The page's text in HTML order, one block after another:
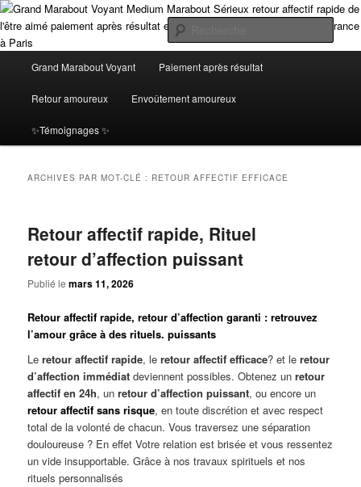
Aller
au
contenu
Aller
au
contenu
Grand Marabout Voyant Medium
Marabout Sérieux retour affectif
rapide de l'être aimé paiement après
Ile de France à Paris
Grand Marabout Voyant Médium Africain Spécialiste en Retour Affectif avec
Paiement Après Résultat. Profitez d’une voyance sérieuse et fiable en ligne,
disponible à Paris et en Île-de-France. Obtenez des résultats concrets et
immédiats, sans risque, seulement après avoir vu l'efficacité de mes rituels
puissants ! le plus grand Marabout Voyant Médium Expert en Retour Affectif
vous une voyance sérieuse et puissante, Grâce à mes rituels éprouvés, je
visibles avant tout paiement
principal
Grand Marabout Voyant Paiement après résultat
Retour amoureux Envoûtement amoureux
✨Témoignages ✨
ARCHIVES PAR MOT-CLÉ : RETOUR AFFECTIF EFFICACE
Retour affectif rapide, Rituel
retour d’affection puissant
Publié lemars 11, 2026
Retour affectif rapide, retour d’affection garanti : retrouvez
l’amour grâce à des rituels. puissants
Leretour affectif rapide, leretour affectif efficace? et leretour
d’affection immédiat deviennent possibles. Obtenez unretour
affectif en 24h, unretour d’affection puissant, ou encore un
retour affectif sans risque, en toute discrétion et avec respect
total de la volonté de chacun. Vous traversez une séparation
douloureuse ? En effet Votre relation est brisée et vous ressentez
un vide insupportable. Grâce à nos travaux spirituels et nos
rituels personnalisés